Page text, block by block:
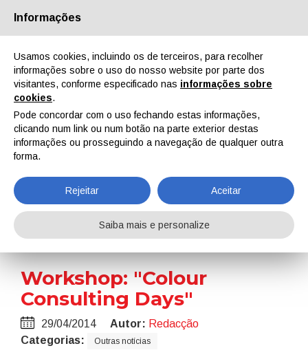
Quem Somos Parceiros Contactos Área reservada
EN IT DE ES PT
Notícias
Home Notícias Workshop: "Colour Consulting Days"
Workshop: "Colour
Consulting Days"
29/04/2014 Autor: Redacção
Categorias:
Outras notícias
Informações
Usamos cookies, incluindo os de terceiros, para recolher
informações sobre o uso do nosso website por parte dos
visitantes, conforme especificado nas informações sobre
cookies.
Pode concordar com o uso fechando estas informações,
clicando num link ou num botão na parte exterior destas
informações ou prosseguindo a navegação de qualquer outra
forma.
Rejeitar Aceitar
Saiba mais e personalize